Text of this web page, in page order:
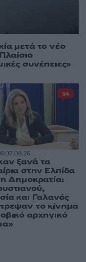
μετά το νέο
συνέπειες»
07.08.26
ξανά τα
στην Ελπίδα
Δημοκρατία:
και Γαλανός
το κίνημα
αρχηγικό
94